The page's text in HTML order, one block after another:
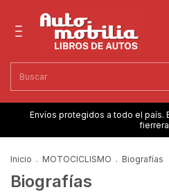
Envíos protegidos a todo el país.
Inicio . MOTOCICLISMO . Biografías
Biografías